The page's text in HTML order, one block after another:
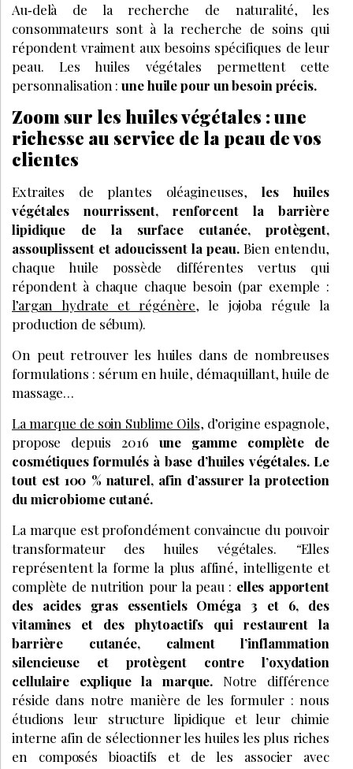
Au‑delà de la recherche de naturalité, les
consommateurs sont à la recherche de soins qui
répondent vraiment aux besoins spécifiques de leur
peau. Les huiles végétales permettent cette
personnalisation :une huile pour un besoin précis.
Zoom sur les huiles végétales : une
richesse au service de la peau de vos
clientes
Extraites de plantes oléagineuses,les huiles
végétales nourrissent, renforcent la barrière
lipidique de la surface cutanée, protègent,
assouplissent et adoucissent la peau.Bien entendu,
chaque huile possède différentes vertus qui
répondent à chaque chaque besoin (par exemple :
l’argan hydrate et régénère, le jojoba régule la
production de sébum).
On peut retrouver les huiles dans de nombreuses
formulations : sérum en huile, démaquillant, huile de
massage…
La marque de soin Sublime Oils, d’origine espagnole,
propose depuis 2016 une gamme complète de
cosmétiques formulés à base d’huiles végétales. Le
tout est 100 % naturel, afin d’assurer la protection
du microbiome cutané.
La marque est profondément convaincue du pouvoir
transformateur des huiles végétales.
“Elles
représentent la forme la plus affiné, intelligente et
complète de nutrition pour la peau : elles apportent
des acides gras essentiels Oméga 3 et 6, des
vitamines et des phytoactifs qui restaurent la
barrière cutanée, calment l’inflammation
silencieuse et protègent contre l’oxydation
cellulaire explique la marque. Notre différence
réside dans notre manière de les formuler : nous
étudions leur structure lipidique et leur chimie
interne afin de sélectionner les huiles les plus riches
en composés bioactifs et de les associer avec